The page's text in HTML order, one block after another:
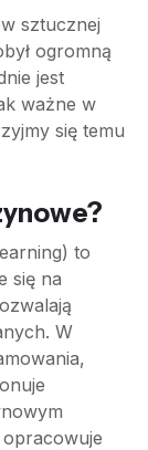
sztucznej
ogromną
jest
ważne w
się temu
to
się na
W